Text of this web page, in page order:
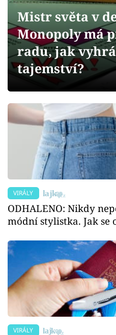
Videa
Sledujte prima+
Sledujte nás
Mistr světa v
Monopoly má
radu, jak
tajemství?
VIRÁLY
ODHALENO: Nikdy
módní stylistka. Jak se
VIRÁLY